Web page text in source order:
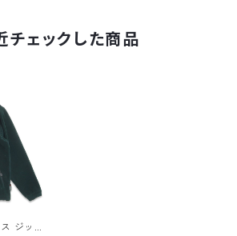
チェックした商品
ジッ